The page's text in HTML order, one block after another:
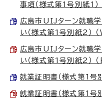
事項（様式第1号別紙1
広島市UIJターン就職
い（様式第1号別紙2）
広島市UIJターン就職
い（様式第1号別紙2）
就業証明書（様式第1
就業証明書（様式第1